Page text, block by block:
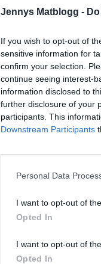
Jennys Matblogg -
If you wish to opt-out of
sensitive information for
confirm your selection.
continue seeing interest-
information disclosed to
further disclosure of your
participants. This
Downstream Participants
Personal Data
I want to opt-out of
Opted In
I want to opt-out of
Opted In